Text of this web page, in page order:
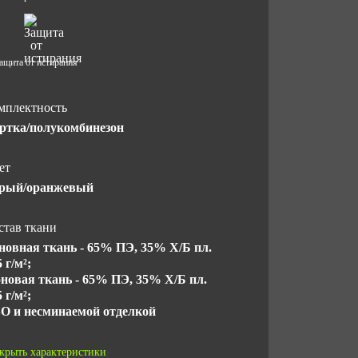
от истирания
полукомбинезон
оранжевый
ткани
ткань - 65% ПЭ, 35% Х/Б пл.
г/м²;
ткань - 65% ПЭ, 35% Х/Б пл.
г/м²;
и несминаемой отделкой
защиты
характеристики